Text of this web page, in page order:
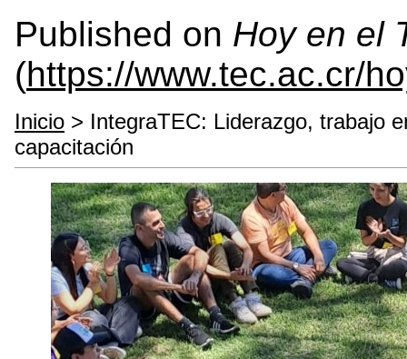
Published on Hoy en el
(https://www.tec.ac.cr/
Inicio > IntegraTEC: Liderazgo, trabajo
capacitación